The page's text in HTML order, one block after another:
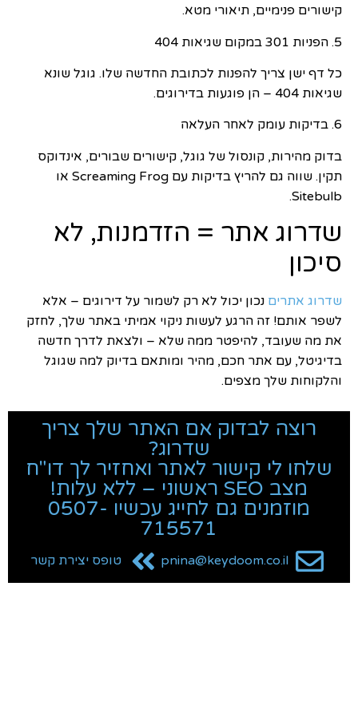
קישורים פנימיים, תיאורי מטא.
5. הפניות 301 במקום שגיאות 404
כל דף ישן צריך להפנות לכתובת החדשה שלו. גוגל שונא
שגיאות 404 – הן פוגעות בדירוגים.
6. בדיקות עומק לאחר העלאה
בדוק מהירות, קונסול של גוגל, קישורים שבורים, אינדוקס
תקין. שווה גם להריץ בדיקות עם Screaming Frog או
Sitebulb.
שדרוג אתר = הזדמנות, לא
סיכון
שדרוג אתרים נכון יכול לא רק לשמור על דירוגים – אלא
לשפר אותם! זה הרגע לעשות ניקוי אמיתי באתר שלך, לחזק
את מה שעובד, להיפטר ממה שלא – ולצאת לדרך חדשה
בדיגיטל, עם אתר חכם, מהיר ומותאם בדיוק למה שגוגל
והלקוחות שלך מצפים.
רוצה לבדוק אם האתר שלך צריך
שדרוג?
שלחו לי קישור לאתר ואחזיר לך דו"ח
מצב SEO ראשוני – ללא עלות!
מוזמנים גם לחייג עכשיו 0507-
715571
pnina@keydoom.co.il טופס יצירת קשר